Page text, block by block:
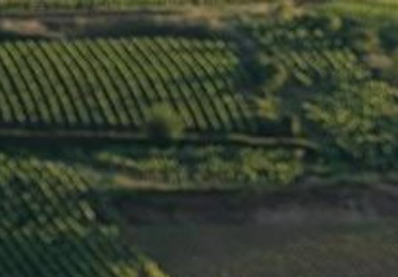
Menu
NUITS-SAINT-
GEORGES 2016
Jaffelin